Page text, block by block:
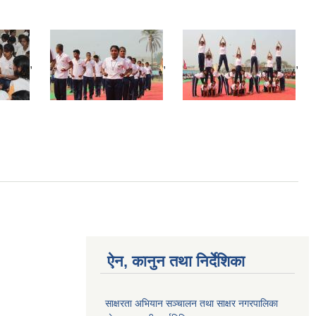
, , ,
ऐन, कानुन तथा निर्देशिका
साक्षरता अभियान सञ्चालन तथा साक्षर नगरपालिका